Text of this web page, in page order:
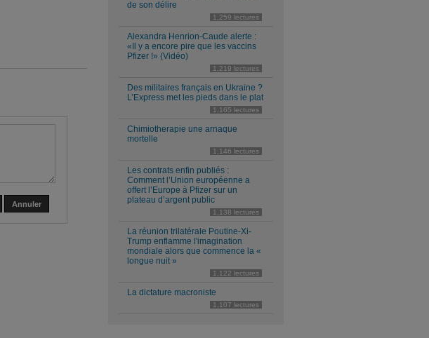
Annuler
de son délire
1,259 lectures
Alexandra Henrion-Caude alerte :
«Il y a encore pire que les vaccins
Pfizer !» (Vidéo)
1,219 lectures
Des militaires français en Ukraine ?
L’Express met les pieds dans le plat
1,165 lectures
Chimiotherapie une arnaque
mortelle
1,146 lectures
Les contrats enfin publiés :
Comment l’Union européenne a
offert l’Europe à Pfizer sur un
plateau d’argent public
1,138 lectures
La réunion trilatérale Poutine-Xi-
Trump enflamme l'imagination
mondiale alors que commence la «
longue nuit »
1,122 lectures
La dictature macroniste
1,107 lectures